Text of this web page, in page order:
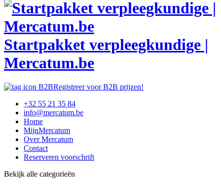
Startpakket verpleegkundige |
Mercatum.be
Registreer voor B2B prijzen!
+32 55 21 35 84
info@mercatum.be
Home
MijnMercatum
Over Mercatum
Contact
Reserveren voorschrift
Bekijk alle categorieën